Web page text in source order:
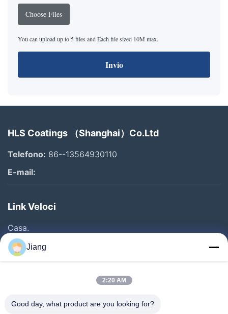
Choose Files
You can upload up to 5 files and Each file sized 10M max.
Invio
HLS Coatings （Shanghai）Co.Ltd
Telefono: 86--13564930110
E-mail:
Link Veloci
Casa.
Prodotti
Video
Su Di Noi
Jiang
2:20 AM
Good day, what product are you looking for?